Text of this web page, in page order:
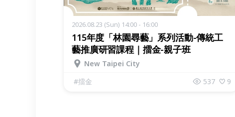
2026.08.23 (Sun) 14:00 - 16:00
115年度「林園尋藝」系列活動-傳統工
藝推廣研習課程｜擂金-親子班
New Taipei City
#擂金 537 9